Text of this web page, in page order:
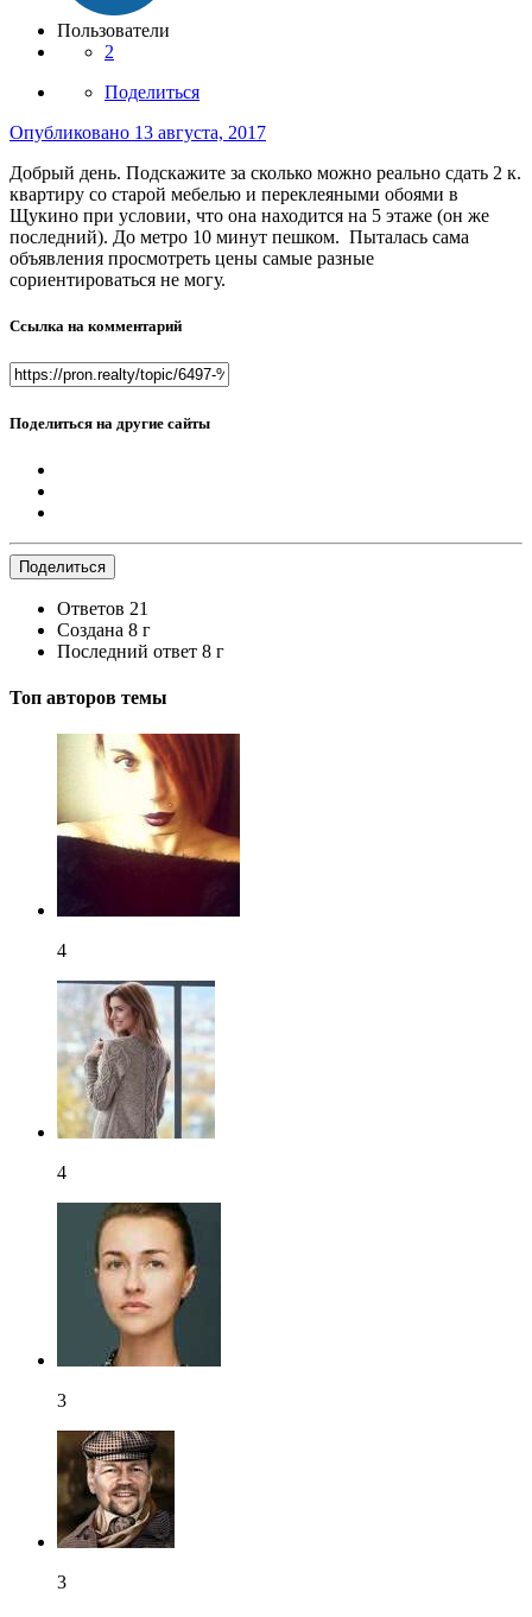
Пользователи
2
Поделиться
Опубликовано 13 августа, 2017
Добрый день. Подскажите за сколько можно реально сдать 2 к.
квартиру со старой мебелью и переклеяными обоями в
Щукино при условии, что она находится на 5 этаже (он же
последний). До метро 10 минут пешком. Пыталась сама
объявления просмотреть цены самые разные
сориентироваться не могу.
Ссылка на комментарий
Поделиться на другие сайты
Поделиться
Ответов 21
Создана 8 г
Последний ответ 8 г
Топ авторов темы
4
4
3
3